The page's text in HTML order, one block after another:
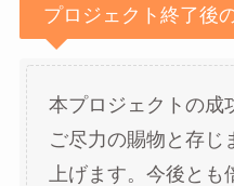
プロジェクト終了後
本プロジェクトの成
ご尽力の賜物と存じ
上げます。今後と